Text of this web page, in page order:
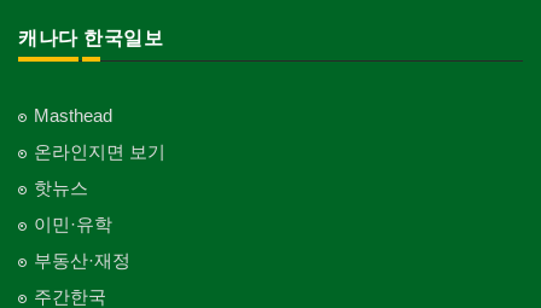
캐나다 한국일보
Masthead
온라인지면 보기
핫뉴스
이민·유학
부동산·재정
주간한국